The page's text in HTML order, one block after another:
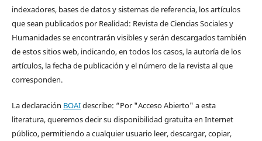
indexadores, bases de datos y sistemas de referencia, los artículos
que sean publicados por Realidad: Revista de Ciencias Sociales y
Humanidades se encontrarán visibles y serán descargados también
de estos sitios web, indicando, en todos los casos, la autoría de los
artículos, la fecha de publicación y el número de la revista al que
corresponden.
La declaración BOAIdescribe: “Por "Acceso Abierto" a esta
literatura, queremos decir su disponibilidad gratuita en Internet
público, permitiendo a cualquier usuario leer, descargar, copiar,